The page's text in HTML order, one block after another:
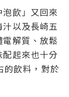
飲」又回來
以及長崎五
解質、放鬆
起來也十分
的飲料，對於